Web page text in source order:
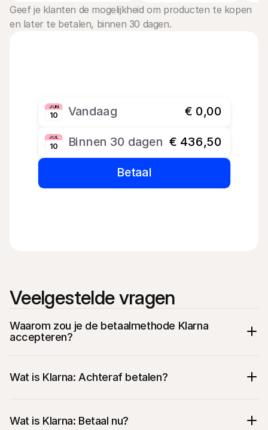
Geef je klanten de mogelijkheid om producten te kopen
en later te betalen, binnen 30 dagen.
Vandaag € 0,00
JUN
10
Binnen 30 dagen € 436,50
JUL
10
Betaal
Veelgestelde vragen
Waarom zou je de betaalmethode Klarna
accepteren?
Wat is Klarna: Achteraf betalen?
Wat is Klarna: Betaal nu?